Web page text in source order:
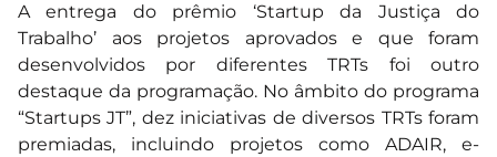
A entrega do prêmio ‘Startup da Justiça do
Trabalho’ aos projetos aprovados e que foram
desenvolvidos por diferentes TRTs foi outro
destaque da programação. No âmbito do programa
“Startups JT”, dez iniciativas de diversos TRTs foram
premiadas, incluindo projetos como ADAIR, e-